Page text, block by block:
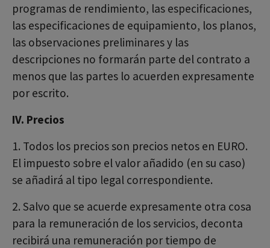
programas de rendimiento, las especificaciones,
las especificaciones de equipamiento, los planos,
las observaciones preliminares y las
descripciones no formarán parte del contrato a
menos que las partes lo acuerden expresamente
por escrito.
IV. Precios
1. Todos los precios son precios netos en EURO.
El impuesto sobre el valor añadido (en su caso)
se añadirá al tipo legal correspondiente.
2. Salvo que se acuerde expresamente otra cosa
para la remuneración de los servicios, deconta
recibirá una remuneración por tiempo de